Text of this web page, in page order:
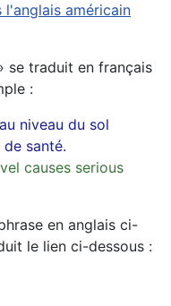
l'anglais américain
se traduit en français
:
niveau du sol
santé.
causes serious
en anglais ci-
le lien ci-dessous :